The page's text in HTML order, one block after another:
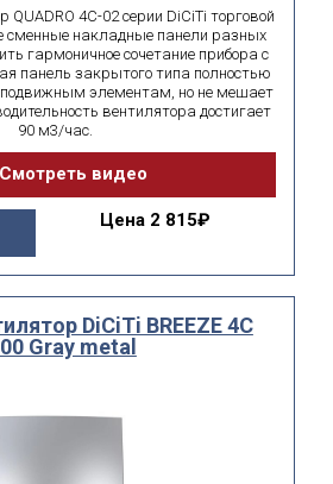
QUADRO 4C-02 серии DiCiTi торговой
накладные панели разных
гармоничное сочетание прибора с
панель закрытого типа полностью
подвижным элементам, но не мешает
вентилятора достигает
90 м3/час.
Цена 2 815₽
DiCiTi BREEZE 4C
Gray metal